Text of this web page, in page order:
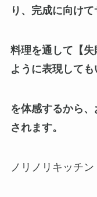
り、完成に向けて
料理を通して【
ように表現しても
を体感するから
されます。
ノリノリキッチン